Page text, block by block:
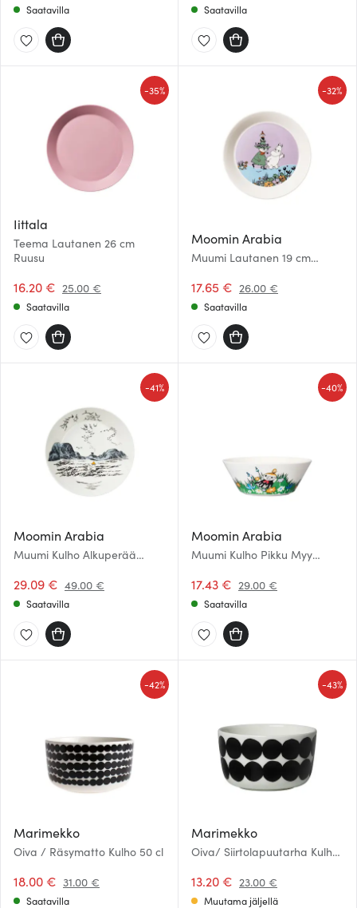
Saatavilla Saatavilla
Iittala
Teema Lautanen 26 cm
Ruusu
16.20 € 25.00 €
-35%
Saatavilla
Moomin Arabia
Muumi Lautanen 19 cm
17.65 € 26.00 €
-32%
Saatavilla
Moomin Arabia
Muumi Kulho Alkuperää
29.09 € 49.00 €
-41%
Saatavilla
Moomin Arabia
Muumi Kulho Pikku Myy
17.43 € 29.00 €
-40%
Saatavilla
Marimekko
Oiva / Räsymatto Kulho 50 cl
18.00 € 31.00 €
-42%
Saatavilla
Marimekko
Oiva/ Siirtolapuutarha Kulho
13.20 € 23.00 €
-43%
Muutama jäljellä